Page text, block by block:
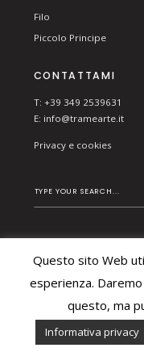
Filo
Piccolo Principe
CONTATTAMI
T: +39 349 2539631
E: info@tramearte.it
Privacy e cookies
© 2026 TRAME
Questo sito Web
esperienza.
questo, ma
Informativa privacy